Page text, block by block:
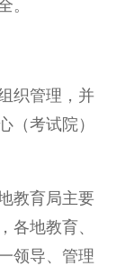
。
织管理，并
（考试院）
教育局主要
各地教育、
领导、管理